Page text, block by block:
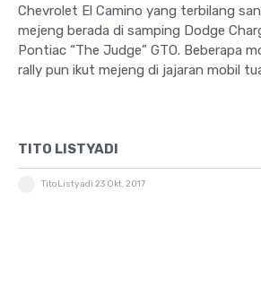
Chevrolet El Camino yang terbilang
mejeng berada di samping Dodge
Pontiac “The Judge” GTO. Beberapa
rally pun ikut mejeng di jajaran mobil
TITO LISTYADI
TitoListyadi 23 Okt, 2017